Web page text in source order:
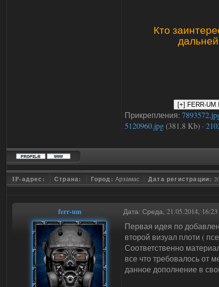
Кто
Прикрепления:
5120960.jpg (381.8 Kb) ·
IP-адрес: Страна: Город:Арзамас Дата регистрации:
ferr-um Дата: Среда, 21.05.2014,
Первая идея по
второй визуал плоти (
Соответственно
все что требовалось от
данное дополнение в